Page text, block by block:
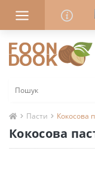
Пасти Кокосова
Кокосова